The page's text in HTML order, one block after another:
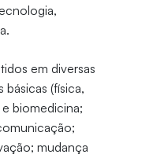
em diversas
básicas (física,
biomedicina;
mudança